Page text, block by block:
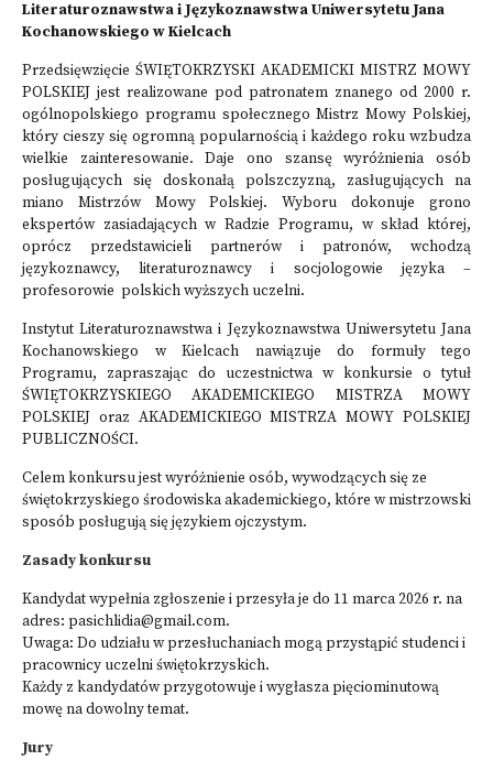
Literaturoznawstwa i Językoznawstwa Uniwersytetu Jana
Kochanowskiego w Kielcach
Przedsięwzięcie ŚWIĘTOKRZYSKI AKADEMICKI MISTRZ MOWY
POLSKIEJ jest realizowane pod patronatem znanego od 2000 r.
ogólnopolskiego programu społecznego Mistrz Mowy Polskiej,
który cieszy się ogromną popularnością i każdego roku wzbudza
wielkie zainteresowanie. Daje ono szansę wyróżnienia osób
posługujących się doskonałą polszczyzną, zasługujących na
miano Mistrzów Mowy Polskiej. Wyboru dokonuje grono
ekspertów zasiadających w Radzie Programu, w skład której,
oprócz przedstawicieli partnerów i patronów, wchodzą
językoznawcy, literaturoznawcy i socjologowie języka –
profesorowie polskich wyższych uczelni.
Instytut Literaturoznawstwa i Językoznawstwa Uniwersytetu Jana
Kochanowskiego w Kielcach nawiązuje do formuły tego
Programu, zapraszając do uczestnictwa w konkursie o tytuł
ŚWIĘTOKRZYSKIEGO AKADEMICKIEGO MISTRZA MOWY
POLSKIEJ oraz AKADEMICKIEGO MISTRZA MOWY POLSKIEJ
PUBLICZNOŚCI.
Celem konkursu jest wyróżnienie osób, wywodzących się ze
świętokrzyskiego środowiska akademickiego, które w mistrzowski
sposób posługują się językiem ojczystym.
Zasady konkursu
Kandydat wypełnia zgłoszenie i przesyła je do 11 marca 2026 r. na
adres: pasichlidia@gmail.com.
Uwaga: Do udziału w przesłuchaniach mogą przystąpić studenci i
pracownicy uczelni świętokrzyskich.
Każdy z kandydatów przygotowuje i wygłasza pięciominutową
mowę na dowolny temat.
Jury